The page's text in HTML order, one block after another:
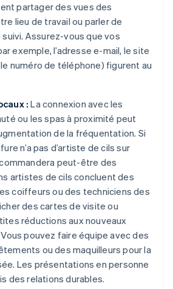
partager des vues des
lieu de travail ou parler de
Assurez-vous que vos
exemple, l’adresse e-mail, le site
numéro de téléphone) figurent au
: La connexion avec les
ou les spas à proximité peut
de la fréquentation. Si
n’a pas d’artiste de cils sur
peut-être des
artistes de cils concluent des
coiffeurs ou des techniciens des
des cartes de visite ou
réductions aux nouveaux
pouvez faire équipe avec des
ou des maquilleurs pour la
Les présentations en personne
des relations durables.